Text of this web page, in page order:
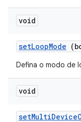
void
setLoopMode
Defina o modo de
void
setMultiDevice